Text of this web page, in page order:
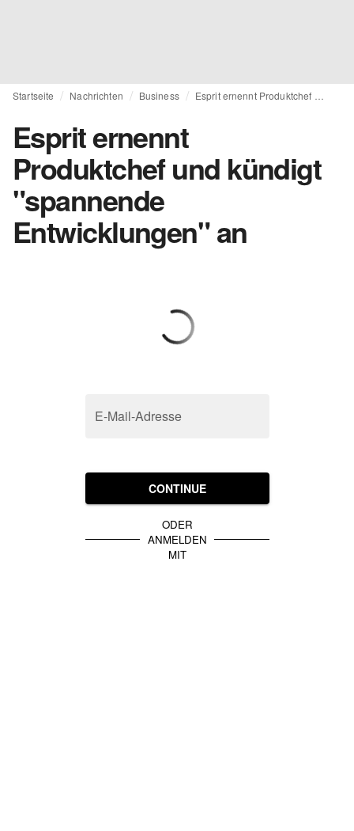
Startseite Nachrichten Business
Esprit ernennt
Produktchef und kündigt
"spannende
Entwicklungen" an
E-Mail-Adresse
CONTINUE
ODER
ANMELDEN
MIT